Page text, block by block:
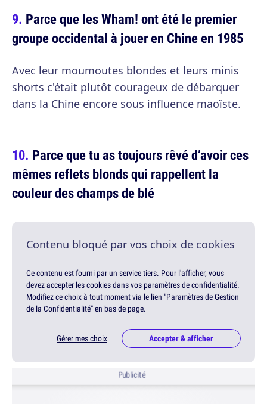
Parce que les Wham! ont été le premier
groupe occidental à jouer en Chine en 1985
Avec leur moumoutes blondes et leurs minis
shorts c'était plutôt courageux de débarquer
dans la Chine encore sous influence maoïste.
Parce que tu as toujours rêvé d’avoir ces
mêmes reflets blonds qui rappellent la
couleur des champs de blé
Contenu bloqué par vos choix de cookies
Ce contenu est fourni par un service tiers. Pour l'afficher, vous
devez accepter les cookies dans vos paramètres de confidentialité.
Modifiez ce choix à tout moment via le lien "Paramètres de Gestion
de la Confidentialité" en bas de page.
Gérer mes choix Accepter & afficher
Publicité